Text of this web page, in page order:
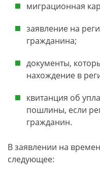
миграционная
заявление на
гражданина;
документы,
нахождение в
квитанция об
пошлины, если
гражданин.
В заявлении на
следующее: